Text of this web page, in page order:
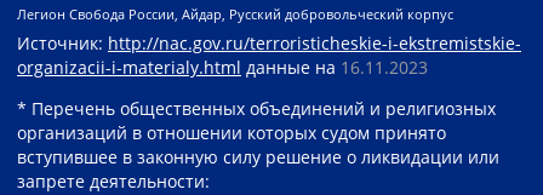
Легион Свобода России, Айдар, Русский добровольческий корпус
Источник: http://nac.gov.ru/terroristicheskie-i-ekstremistskie-
organizacii-i-materialy.html данные на 16.11.2023
* Перечень общественных объединений и религиозных
организаций в отношении которых судом принято
вступившее в законную силу решение о ликвидации или
запрете деятельности: